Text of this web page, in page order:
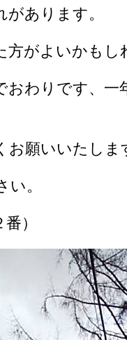
あります。
方がよいかもし
おわりです、
お願いいたしま
。
）